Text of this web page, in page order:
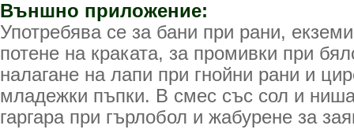
Външно приложение:
Употребява се за бани при рани,
потене на краката, за промивки при
налагане на лапи при гнойни рани и
младежки пъпки. В смес със сол и
гаргара при гърлобол и жабурене за